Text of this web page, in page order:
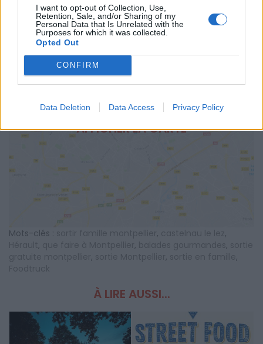
I want to opt-out of Collection, Use,
Retention, Sale, and/or Sharing of my
Personal Data that Is Unrelated with the
Purposes for which it was collected.
Opted Out
CONFIRM
Data Deletion Data Access Privacy Policy
www.facebook.com
AFFICHER LA CARTE
Mots-clés : ,
,
, , ,
, ,
,
À LIRE AUSSI...